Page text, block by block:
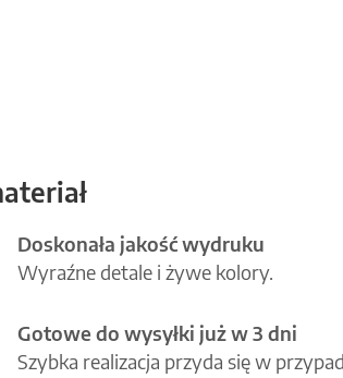
Doskonała jakość wydruku
Wyraźne detale i żywe kolory.
Gotowe do wysyłki już w 3 dni
Szybka realizacja przyda się w